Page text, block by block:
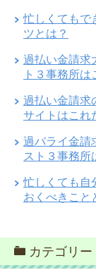
忙しくてもで
ツとは？
過払い金請求
ト３事務所は
過払い金請求
サイトはこれ
過バライ金請
スト３事務所
忙しくても自
おくべきこと
カテゴリー